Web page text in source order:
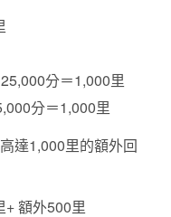
分＝1,000里
分＝1,000里
達1,000里的額外回
額外500里